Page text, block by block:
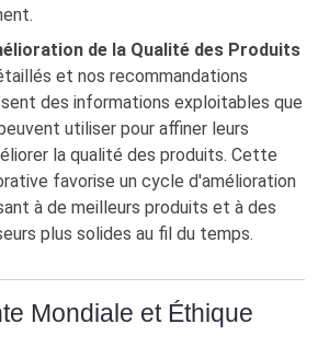
de la Qualité des Produits
et nos recommandations
des informations exploitables que
utiliser pour affiner leurs
la qualité des produits. Cette
favorise un cycle d'amélioration
à de meilleurs produits et à des
plus solides au fil du temps.
Mondiale et Éthique